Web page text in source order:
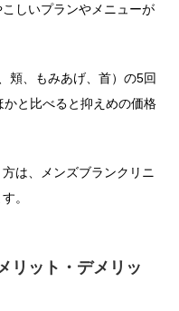
しいプランやメニューが
頬、もみあげ、首）の5回
と比べると抑えめの価格
は、メンズブランクリニ
。
リット・デメリッ